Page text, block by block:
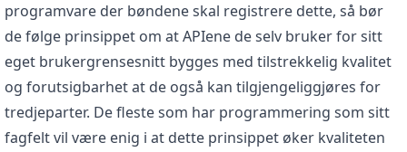
programvare der bøndene skal registrere dette, så bør
de følge prinsippet om at APIene de selv bruker for sitt
eget brukergrensesnitt bygges med tilstrekkelig kvalitet
og forutsigbarhet at de også kan tilgjengeliggjøres for
tredjeparter. De fleste som har programmering som sitt
fagfelt vil være enig i at dette prinsippet øker kvaliteten